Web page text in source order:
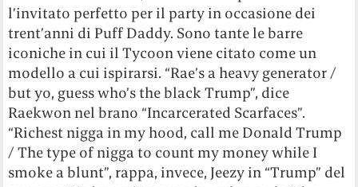
l’invitato perfetto per il party in occasione dei
trent’anni di Puff Daddy. Sono tante le barre
iconiche in cui il Tycoon viene citato come un
modello a cui ispirarsi. “Rae’s a heavy generator /
but yo, guess who’s the black Trump”, dice
Raekwon nel brano “Incarcerated Scarfaces”.
“Richest nigga in my hood, call me Donald Trump
/ The type of nigga to count my money while I
smoke a blunt”, rappa, invece, Jeezy in “Trump” del